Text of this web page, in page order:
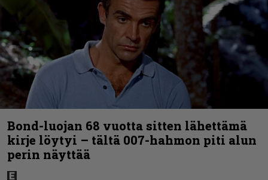
Bond-luojan 68 vuotta sitten lähettämä
kirje löytyi – tältä 007-hahmon piti alun
perin näyttää